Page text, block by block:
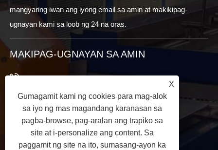
mangyaring iwan ang iyong email sa amin at makikipag-
ugnayan kami sa loob ng 24 na oras.
MAKIPAG-UGNAYAN SA AMIN
+86-532-81126663
+86-13969850201
+86-532-81126661
info@worldextruder.com
X
Gumagamit kami ng cookies para mag-alok
sa iyo ng mas magandang karanasan sa
pagba-browse, pag-aralan ang trapiko sa
site at i-personalize ang content. Sa
paggamit ng site na ito, sumasang-ayon ka